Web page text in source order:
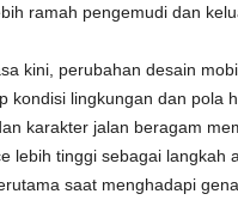
ramah pengemudi dan
kini, perubahan desain
lingkungan dan pola
karakter jalan beragam
lebih tinggi sebagai langkah
saat menghadapi